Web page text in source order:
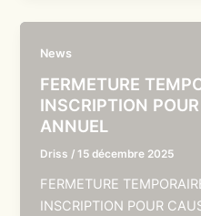
News
FERMETURE
INSCRIPTION
ANNUEL
Driss /15 décembre 2025
FERMETURE
INSCRIPTION POUR